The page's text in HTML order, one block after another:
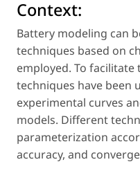
Context:
Battery modeling can
techniques based on
employed. To
techniques have been
experimental curves
models. Different
parameterization
accuracy, and